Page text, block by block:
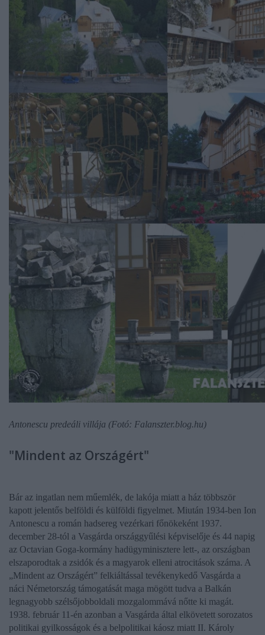
Antonescu predeáli villája (Fotó: Falanszter.blog.hu)
"Mindent az Országért"
Bár az ingatlan nem műemlék, de lakója miatt a ház többször
kapott jelentős belföldi és külföldi figyelmet. Miután 1934-ben Ion
Antonescu a román hadsereg vezérkari főnökeként 1937.
december 28-tól a Vasgárda országgyűlési képviselője és 44 napig
az Octavian Goga-kormány hadügyminisztere lett-, az országban
elszaporodtak a zsidók és a magyarok elleni atrocitások száma. A
„Mindent az Országért” felkiáltással tevékenykedő Vasgárda a
náci Németország támogatását maga mögött tudva a Balkán
legnagyobb szélsőjobboldali mozgalommává nőtte ki magát.
1938. február 11-én azonban a Vasgárda által elkövetett sorozatos
politikai gyilkosságok és a belpolitikai káosz miatt II. Károly